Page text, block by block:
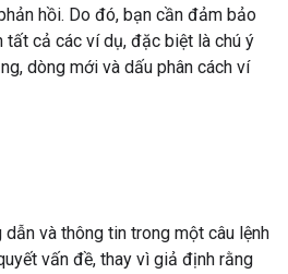
hồi. Do đó, bạn cần đảm bảo
tất cả các ví dụ, đặc biệt là chú ý
dòng mới và dấu phân cách ví
và thông tin trong một câu lệnh
vấn đề, thay vì giả định rằng